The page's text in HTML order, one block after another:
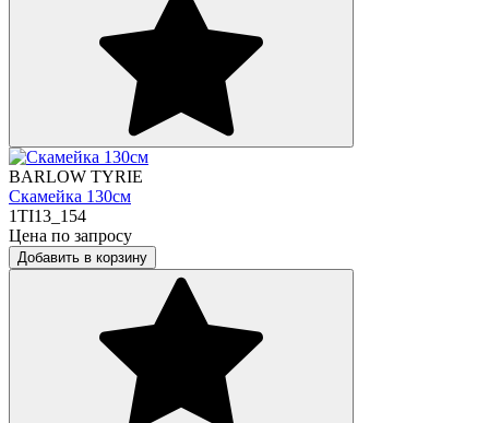
BARLOW TYRIE
Скамейка 130см
1TI13_154
Цена по запросу
Добавить в корзину